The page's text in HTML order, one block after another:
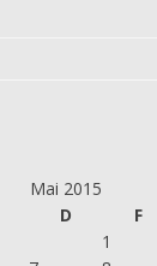
Mai 2015
D F
1